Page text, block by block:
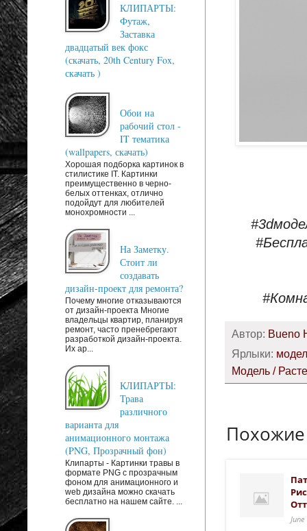
Автор: Bueno
Ярлыки:
Модель /
КЛИПАРТЫ:
Футаж,
Заставка
двадцатый век фокс
(скачать, 20th Century Fox,
скачать )
Обои на
рабочий стол -
IT тематика
(wallpapers, скачать)
Хорошая подборка картинок в
стилистике IT. Картинки
преимущественно в черно-
белых оттенках, отлично
подойдут для любителей
монохромности ...
На Заметку.
Стоит ли
создавать
дизайн-проект для ремонта?
Почему многие отказываются
от дизайн-проекта Многие
владельцы квартир, планируя
ремонт, часто пренебрегают
разработкой дизайн-проекта.
Их ар...
КЛИПАРТЫ:
Трава
различного
варианта для
анимационного монтажа
(PNG, Прозрачный фон)
Клипарты - Картинки травы в
формате PNG с прозрачным
фоном для анимационного и
web дизайна можно скачать
бесплатно на нашем сайте. ...